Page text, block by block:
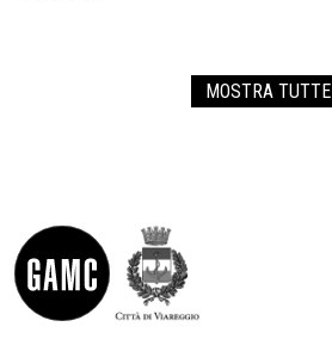
MOSTRA TUTTE